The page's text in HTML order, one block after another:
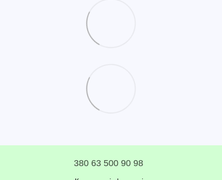
380 63 500 90 98